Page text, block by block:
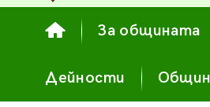
За общината
Дейности